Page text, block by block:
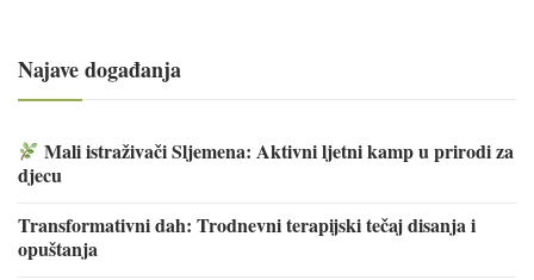
Najave događanja
Mali istraživači Sljemena: Aktivni ljetni kamp u prirodi za
djecu
Transformativni dah: Trodnevni terapijski tečaj disanja i
opuštanja